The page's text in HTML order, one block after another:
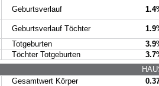
Geburtsverlauf
Geburtsverlauf Töchter
Totgeburten
Töchter Totgeburten
Gesamtwert Körper